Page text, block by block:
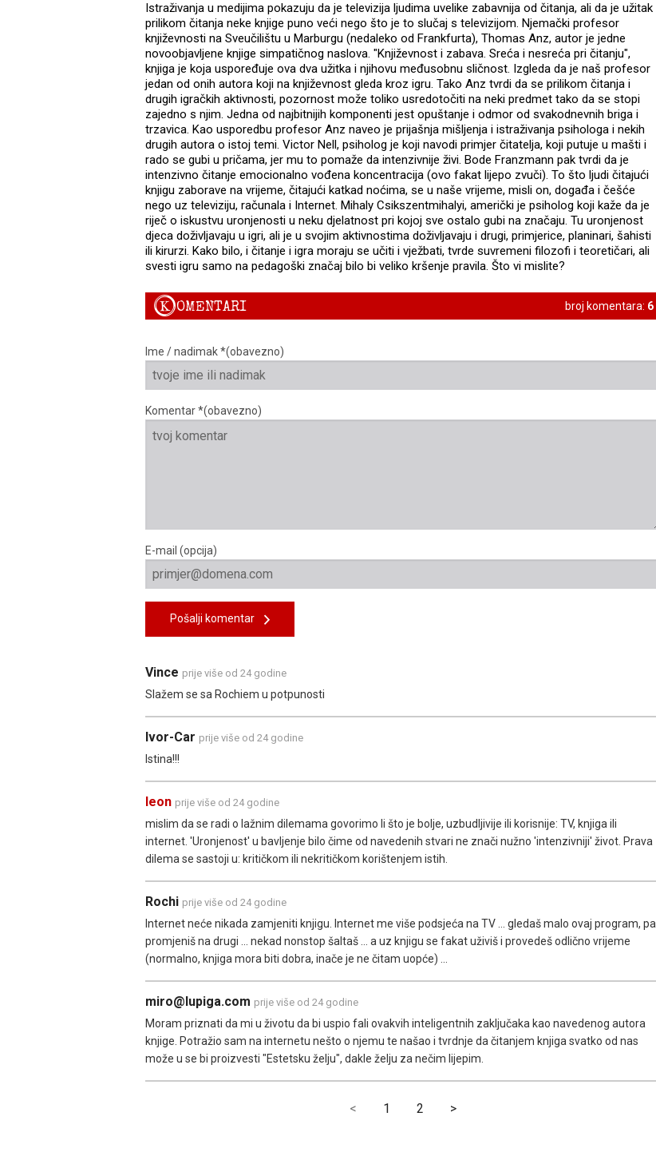
Istraživanja u medijima pokazuju da je televizija ljudima uvelike zabavnija od čitanja, ali da je užitak
prilikom čitanja neke knjige puno veći nego što je to slučaj s televizijom. Njemački profesor
književnosti na Sveučilištu u Marburgu (nedaleko od Frankfurta), Thomas Anz, autor je jedne
novoobjavljene knjige simpatičnog naslova. "Književnost i zabava. Sreća i nesreća pri čitanju",
knjiga je koja uspoređuje ova dva užitka i njihovu međusobnu sličnost. Izgleda da je naš profesor
jedan od onih autora koji na književnost gleda kroz igru. Tako Anz tvrdi da se prilikom čitanja i
drugih igračkih aktivnosti, pozornost može toliko usredotočiti na neki predmet tako da se stopi
zajedno s njim. Jedna od najbitnijih komponenti jest opuštanje i odmor od svakodnevnih briga i
trzavica. Kao usporedbu profesor Anz naveo je prijašnja mišljenja i istraživanja psihologa i nekih
drugih autora o istoj temi. Victor Nell, psiholog je koji navodi primjer čitatelja, koji putuje u mašti i
rado se gubi u pričama, jer mu to pomaže da intenzivnije živi. Bode Franzmann pak tvrdi da je
intenzivno čitanje emocionalno vođena koncentracija (ovo fakat lijepo zvuči). To što ljudi čitajući
knjigu zaborave na vrijeme, čitajući katkad noćima, se u naše vrijeme, misli on, događa i češće
nego uz televiziju, računala i Internet. Mihaly Csikszentmihalyi, američki je psiholog koji kaže da je
riječ o iskustvu uronjenosti u neku djelatnost pri kojoj sve ostalo gubi na značaju. Tu uronjenost
djeca doživljavaju u igri, ali je u svojim aktivnostima doživljavaju i drugi, primjerice, planinari, šahisti
ili kirurzi. Kako bilo, i čitanje i igra moraju se učiti i vježbati, tvrde suvremeni filozofi i teoretičari, ali
svesti igru samo na pedagoški značaj bilo bi veliko kršenje pravila. Što vi mislite?
broj komentara: 6
KOMENTARI
Ime / nadimak *(obavezno)
Komentar *(obavezno)
E-mail (opcija)
Pošalji komentar
Vince prije više od 24 godine
Slažem se sa Rochiem u potpunosti
Ivor-Car prije više od 24 godine
Istina!!!
leon prije više od 24 godine
mislim da se radi o lažnim dilemama govorimo li što je bolje, uzbudljivije ili korisnije: TV, knjiga ili
internet. 'Uronjenost' u bavljenje bilo čime od navedenih stvari ne znači nužno 'intenzivniji' život. Prava
dilema se sastoji u: kritičkom ili nekritičkom korištenjem istih.
Rochi prije više od 24 godine
Internet neće nikada zamjeniti knjigu. Internet me više podsjeća na TV ... gledaš malo ovaj program, pa
promjeniš na drugi ... nekad nonstop šaltaš ... a uz knjigu se fakat uživiš i provedeš odlično vrijeme
(normalno, knjiga mora biti dobra, inače je ne čitam uopće) ...
miro@lupiga.com prije više od 24 godine
Moram priznati da mi u životu da bi uspio fali ovakvih inteligentnih zaključaka kao navedenog autora
knjige. Potražio sam na internetu nešto o njemu te našao i tvrdnje da čitanjem knjiga svatko od nas
može u se bi proizvesti "Estetsku želju", dakle želju za nečim lijepim.
< 1 2 >